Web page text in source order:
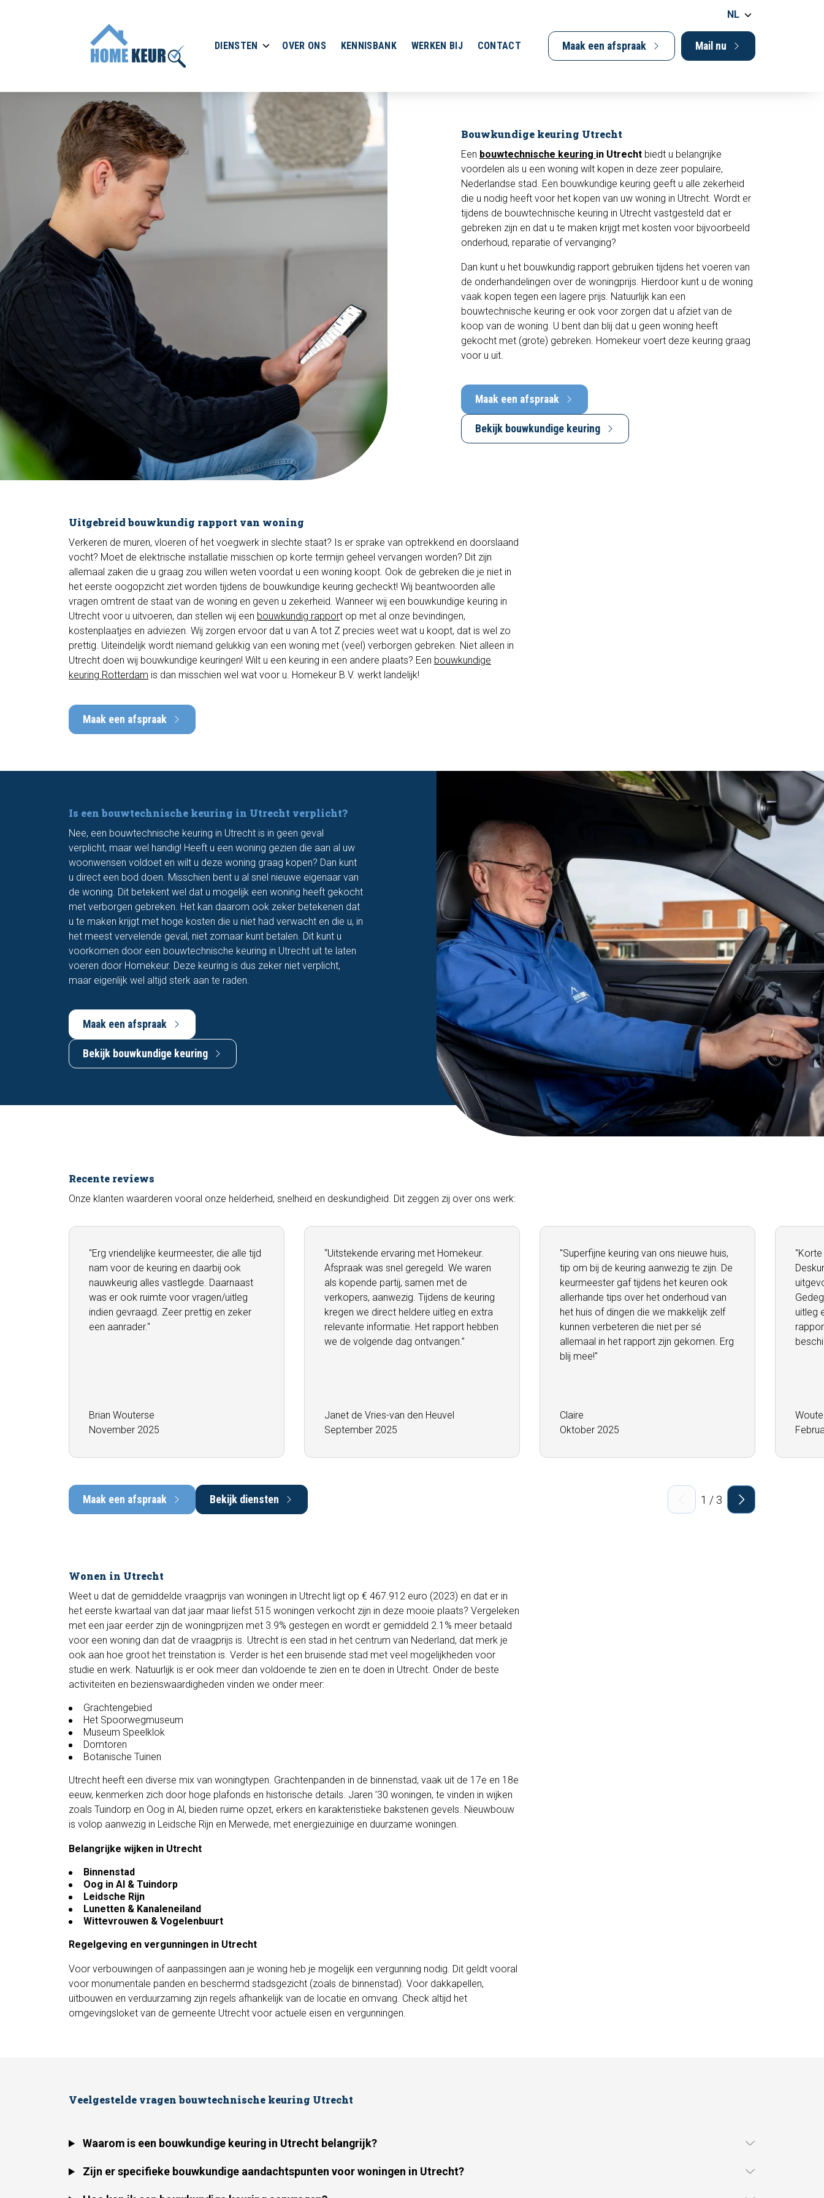
DIENSTEN OVER ONS KENNISBANK WERKEN BIJ CONTACT
NL
Maak een afspraak Mail nu
Bouwkundige keuring Utrecht
Een bouwtechnische keuring in Utrecht biedt u belangrijke
voordelen als u een woning wilt kopen in deze zeer populaire,
Nederlandse stad. Een bouwkundige keuring geeft u alle zekerheid
die u nodig heeft voor het kopen van uw woning in Utrecht. Wordt er
tijdens de bouwtechnische keuring in Utrecht vastgesteld dat er
gebreken zijn en dat u te maken krijgt met kosten voor bijvoorbeeld
onderhoud, reparatie of vervanging?
Dan kunt u het bouwkundig rapport gebruiken tijdens het voeren van
de onderhandelingen over de woningprijs. Hierdoor kunt u de woning
vaak kopen tegen een lagere prijs. Natuurlijk kan een
bouwtechnische keuring er ook voor zorgen dat u afziet van de
koop van de woning. U bent dan blij dat u geen woning heeft
gekocht met (grote) gebreken. Homekeur voert deze keuring graag
voor u uit.
Maak een afspraak
Bekijk bouwkundige keuring
Uitgebreid bouwkundig rapport van woning
Verkeren de muren, vloeren of het voegwerk in slechte staat? Is er sprake van optrekkend en doorslaand
vocht? Moet de elektrische installatie misschien op korte termijn geheel vervangen worden? Dit zijn
allemaal zaken die u graag zou willen weten voordat u een woning koopt. Ook de gebreken die je niet in
het eerste oogopzicht ziet worden tijdens de bouwkundige keuring gecheckt! Wij beantwoorden alle
vragen omtrent de staat van de woning en geven u zekerheid. Wanneer wij een bouwkundige keuring in
Utrecht voor u uitvoeren, dan stellen wij een bouwkundig rapport op met al onze bevindingen,
kostenplaatjes en adviezen. Wij zorgen ervoor dat u van A tot Z precies weet wat u koopt, dat is wel zo
prettig. Uiteindelijk wordt niemand gelukkig van een woning met (veel) verborgen gebreken. Niet alleen in
Utrecht doen wij bouwkundige keuringen! Wilt u een keuring in een andere plaats? Een bouwkundige
keuring Rotterdam is dan misschien wel wat voor u. Homekeur B.V. werkt landelijk!
Maak een afspraak
Is een bouwtechnische keuring in Utrecht verplicht?
Nee, een bouwtechnische keuring in Utrecht is in geen geval
verplicht, maar wel handig! Heeft u een woning gezien die aan al uw
woonwensen voldoet en wilt u deze woning graag kopen? Dan kunt
u direct een bod doen. Misschien bent u al snel nieuwe eigenaar van
de woning. Dit betekent wel dat u mogelijk een woning heeft gekocht
met verborgen gebreken. Het kan daarom ook zeker betekenen dat
u te maken krijgt met hoge kosten die u niet had verwacht en die u, in
het meest vervelende geval, niet zomaar kunt betalen. Dit kunt u
voorkomen door een bouwtechnische keuring in Utrecht uit te laten
voeren door Homekeur. Deze keuring is dus zeker niet verplicht,
maar eigenlijk wel altijd sterk aan te raden.
Maak een afspraak
Bekijk bouwkundige keuring
Recente reviews
Onze klanten waarderen vooral onze helderheid, snelheid en deskundigheid. Dit zeggen zij over ons werk:
"Erg vriendelijke keurmeester, die alle tijd
nam voor de keuring en daarbij ook
nauwkeurig alles vastlegde. Daarnaast
was er ook ruimte voor vragen/uitleg
indien gevraagd. Zeer prettig en zeker
een aanrader."
Brian Wouterse
November 2025
“Uitstekende ervaring met Homekeur.
Afspraak was snel geregeld. We waren
als kopende partij, samen met de
verkopers, aanwezig. Tijdens de keuring
kregen we direct heldere uitleg en extra
relevante informatie. Het rapport hebben
we de volgende dag ontvangen.”
Janet de Vries-van den Heuvel
September 2025
"Superfijne keuring van ons nieuwe huis,
tip om bij de keuring aanwezig te zijn. De
keurmeester gaf tijdens het keuren ook
allerhande tips over het onderhoud van
het huis of dingen die we makkelijk zelf
kunnen verbeteren die niet per sé
allemaal in het rapport zijn gekomen. Erg
blij mee!"
Claire
Oktober 2025
uitleg
1 / 3
Maak een afspraak Bekijk diensten
Wonen in Utrecht
Weet u dat de gemiddelde vraagprijs van woningen in Utrecht ligt op € 467.912 euro (2023) en dat er in
het eerste kwartaal van dat jaar maar liefst 515 woningen verkocht zijn in deze mooie plaats? Vergeleken
met een jaar eerder zijn de woningprijzen met 3.9% gestegen en wordt er gemiddeld 2.1% meer betaald
voor een woning dan dat de vraagprijs is. Utrecht is een stad in het centrum van Nederland, dat merk je
ook aan hoe groot het treinstation is. Verder is het een bruisende stad met veel mogelijkheden voor
studie en werk. Natuurlijk is er ook meer dan voldoende te zien en te doen in Utrecht. Onder de beste
activiteiten en bezienswaardigheden vinden we onder meer:
Grachtengebied
Het Spoorwegmuseum
Museum Speelklok
Domtoren
Botanische Tuinen
Utrecht heeft een diverse mix van woningtypen. Grachtenpanden in de binnenstad, vaak uit de 17e en 18e
eeuw, kenmerken zich door hoge plafonds en historische details. Jaren ’30 woningen, te vinden in wijken
zoals Tuindorp en Oog in Al, bieden ruime opzet, erkers en karakteristieke bakstenen gevels. Nieuwbouw
is volop aanwezig in Leidsche Rijn en Merwede, met energiezuinige en duurzame woningen.
Belangrijke wijken in Utrecht
Binnenstad
Oog in Al & Tuindorp
Leidsche Rijn
Lunetten & Kanaleneiland
Wittevrouwen & Vogelenbuurt
Regelgeving en vergunningen in Utrecht
Voor verbouwingen of aanpassingen aan je woning heb je mogelijk een vergunning nodig. Dit geldt vooral
voor monumentale panden en beschermd stadsgezicht (zoals de binnenstad). Voor dakkapellen,
uitbouwen en verduurzaming zijn regels afhankelijk van de locatie en omvang. Check altijd het
omgevingsloket van de gemeente Utrecht voor actuele eisen en vergunningen.
Veelgestelde vragen bouwtechnische keuring Utrecht
Waarom is een bouwkundige keuring in Utrecht belangrijk?
Zijn er specifieke bouwkundige aandachtspunten voor woningen in Utrecht?